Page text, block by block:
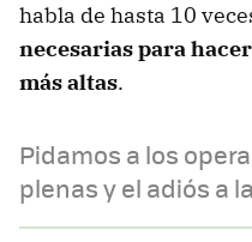
habla de hasta 10
necesarias para
más altas.
Pidamos a los
plenas y el adiós a